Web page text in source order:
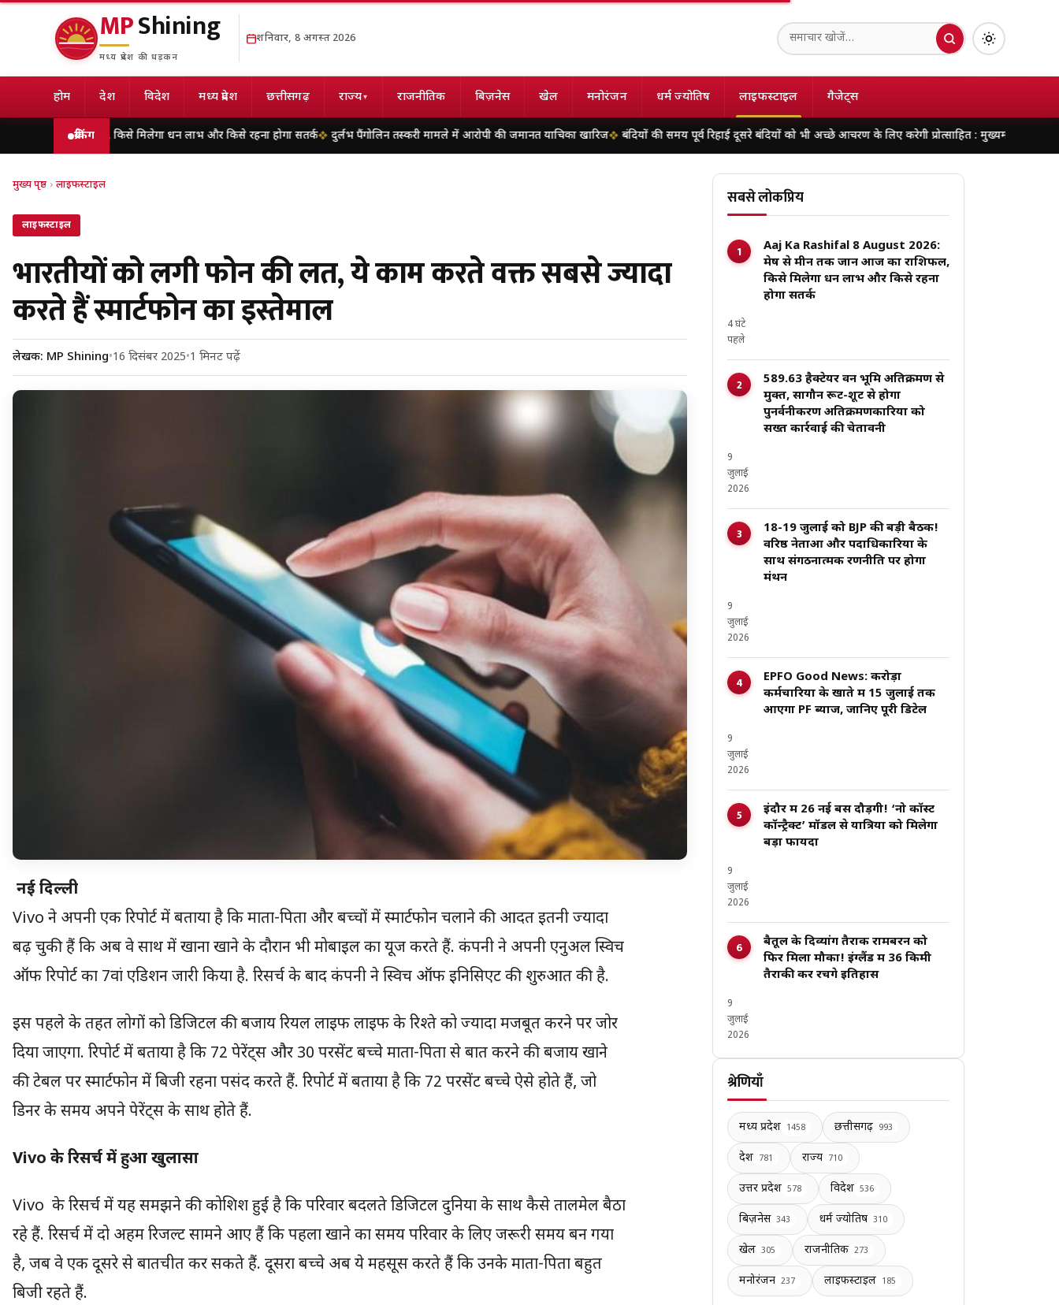
MPShining
मध्य प्रदेश की धड़कन
शनिवार, 8 अगस्त 2026
होम देश विदेश मध्य प्रदेश छत्तीसगढ़ राज्य▾ राजनीतिक बिज़नेस खेल मनोरंजन धर्म ज्योतिष लाइफस्टाइल गैजेट्स
ब्रेकिंग
किसे मिलेगा धन लाभ और किसे रहना होगा सतर्क दुर्लभ पैंगोलिन तस्करी मामले में आरोपी की जमानत याचिका खारिज बंदियों की समय पूर्व रिहाई दूसरे बंदियों को भी अच्छे आचरण के लिए करेगी प्रोत्साहित : मुख्यमंत्री डॉ. यादव 138 करोड़
मुख्य पृष्ठ › लाइफस्टाइल
लाइफस्टाइल
भारतीयों को लगी फोन की लत, ये काम करते वक्त सबसे ज्यादा
करते हैं स्मार्टफोन का इस्तेमाल
लेखक: MP Shining•16 दिसंबर 2025•1 मिनट पढ़ें
नई दिल्ली
Vivo ने अपनी एक रिपोर्ट में बताया है कि माता-पिता और बच्चों में स्मार्टफोन चलाने की आदत इतनी ज्यादा
बढ़ चुकी हैं कि अब वे साथ में खाना खाने के दौरान भी मोबाइल का यूज करते हैं. कंपनी ने अपनी एनुअल स्विच
ऑफ रिपोर्ट का 7वां एडिशन जारी किया है. रिसर्च के बाद कंपनी ने स्विच ऑफ इनिसिएट की शुरुआत की है.
इस पहले के तहत लोगों को डिजिटल की बजाय रियल लाइफ लाइफ के रिश्ते को ज्यादा मजबूत करने पर जोर
दिया जाएगा. रिपोर्ट में बताया है कि 72 पेरेंट्स और 30 परसेंट बच्चे माता-पिता से बात करने की बजाय खाने
की टेबल पर स्मार्टफोन में बिजी रहना पसंद करते हैं. रिपोर्ट में बताया है कि 72 परसेंट बच्चे ऐसे होते हैं, जो
डिनर के समय अपने पेरेंट्स के साथ होते हैं.
Vivo के रिसर्च में हुआ खुलासा
Vivo के रिसर्च में यह समझने की कोशिश हुई है कि परिवार बदलते डिजिटल दुनिया के साथ कैसे तालमेल बैठा
रहे हैं. रिसर्च में दो अहम रिजल्ट सामने आए हैं कि पहला खाने का समय परिवार के लिए जरूरी समय बन गया
है, जब वे एक दूसरे से बातचीत कर सकते हैं. दूसरा बच्चे अब ये महसूस करते हैं कि उनके माता-पिता बहुत
बिजी रहते हैं.
सबसे लोकप्रिय
Aaj Ka Rashifal 8 August 2026:
मेष से मीन तक जानें आज का राशिफल,
किसे मिलेगा धन लाभ और किसे रहना
होगा सतर्क
4 घंटे
पहले
589.63 हैक्टेयर वन भूमि अतिक्रमण से
मुक्त, सागौन रूट-शूट से होगा
पुनर्वनीकरण अतिक्रमणकारियों को
सख्त कार्रवाई की चेतावनी
9
जुलाई
2026
18-19 जुलाई को BJP की बड़ी बैठक!
वरिष्ठ नेताओं और पदाधिकारियों के
साथ संगठनात्मक रणनीति पर होगा
मंथन
9
जुलाई
2026
EPFO Good News: करोड़ों
कर्मचारियों के खाते में 15 जुलाई तक
आएगा PF ब्याज, जानिए पूरी डिटेल
9
जुलाई
2026
इंदौर में 26 नई बसें दौड़ेंगी! ‘नो कॉस्ट
कॉन्ट्रैक्ट’ मॉडल से यात्रियों को मिलेगा
बड़ा फायदा
9
जुलाई
2026
बैतूल के दिव्यांग तैराक रामबरन को
फिर मिला मौका! इंग्लैंड में 36 किमी
तैराकी कर रचेंगे इतिहास
9
जुलाई
2026
श्रेणियाँ
मध्य प्रदेश 1458 छत्तीसगढ़ 993
देश 781 राज्य 710
उत्तर प्रदेश 578 विदेश 536
बिज़नेस 343 धर्म ज्योतिष 310
खेल 305 राजनीतिक 273
मनोरंजन 237 लाइफस्टाइल 185